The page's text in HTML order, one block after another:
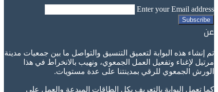
Enter your Email address
عن
تم إنشاء هذه البوابة لتعميق التنسيق والتواصل ما بين جمعيات مدينة
مرتيل لإغناء وتفعيل العمل الجمعوي، ونهيب بالانخراط في هذا
الورش الجمعوي للرقي بمدينتنا على عدة مستويات.
كما تعمل البوابة بالتعريف بكل الطاقات المبدعة والعمل على